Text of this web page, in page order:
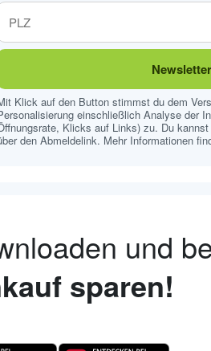
Klick auf den Button stimmst du dem
einschließlich Analyse der
Klicks auf Links) zu. Du
den Abmeldelink. Mehr Informationen
und
sparen!